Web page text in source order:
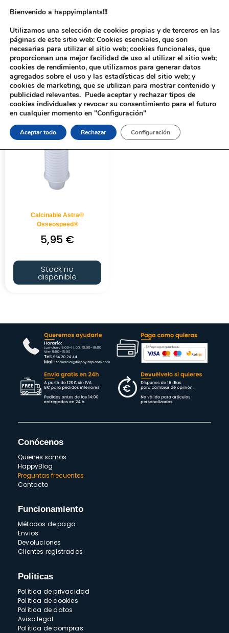
Inicio/ Productos etiquetados “422”
Calcinable Astra®
Osseospeed®
5,95 €
Stock no
disponible
Conócenos
Quienes somos
HappyBlog
Preguntas frecuentes
Contacto
Funcionamiento
Métodos de pago
Envios
Devoluciones
Clientes registrados
Políticas
Política de privacidad
Política de cookies
Política de datos
Aviso legal
Política de compras
Bienvenido a happyimplants!!!
Utilizamos una selección de cookies propias y de terceros en las
páginas de este sitio web: Cookies esenciales, que son
necesarias para utilizar el sitio web; cookies funcionales, que
proporcionan una mejor facilidad de uso al utilizar el sitio web;
cookies de rendimiento, que utilizamos para generar datos
agregados sobre el uso y las estadísticas del sitio web; y
cookies de marketing, que se utilizan para mostrar contenido y
publicidad relevantes. Puede aceptar y rechazar tipos de
cookies individuales y revocar su consentimiento para el futuro
en cualquier momento en "Configuración"
Aceptar todo Rechazar Configuración